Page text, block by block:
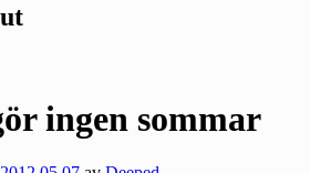
ingen sommar